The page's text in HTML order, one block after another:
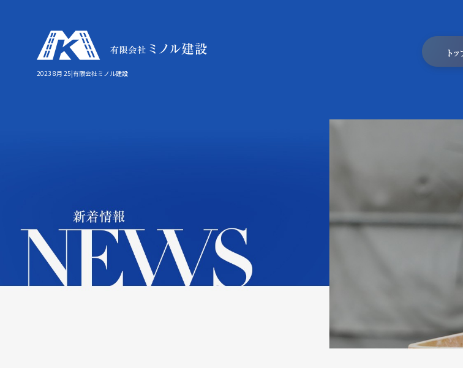
2023 8月 25|有限会社ミノル建設